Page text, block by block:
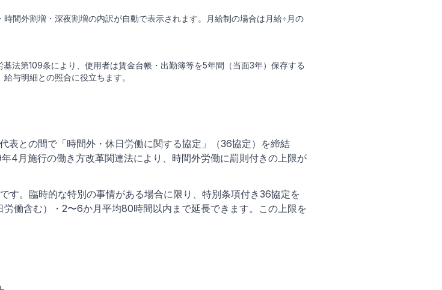
時間外割増・深夜割増の内訳が自動で表示されます。月給制の場合は月給÷月の
法第109条により、使用者は賃金台帳・出勤簿等を5年間（当面3年）保存する
与明細との照合に役立ちます。
表との間で「時間外・休日労働に関する協定」（36協定）を締結
4月施行の働き方改革関連法により、時間外労働に罰則付きの上限が
す。臨時的な特別の事情がある場合に限り、特別条項付き36協定を
働含む）・2〜6か月平均80時間以内まで延長できます。この上限を